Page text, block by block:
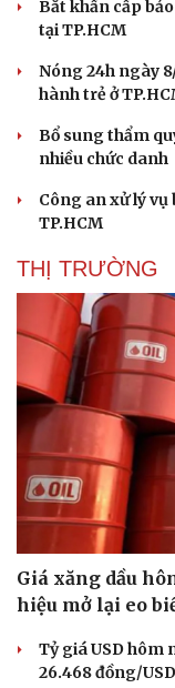
Sản phụ khoa
Nam khoa
Làm đẹp - giảm cân
Ăn sạch sống khỏe
Bắt khẩn cấp
tại TP.HCM
Nóng 24h ngày
hành trẻ ở
Bổ sung thẩm
nhiều chức danh
Công an xử lý vụ
TP.HCM
THỊ TRƯỜNG
Giá xăng dầu
hiệu mở lại eo
Tỷ giá USD hôm
26.468 đồng/USD